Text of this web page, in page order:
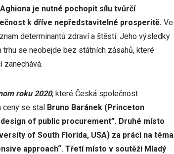
je nutné pochopit sílu tvůrčí
k dříve nepředstavitelné prosperitě. Ve
determinantů zdraví a štěstí. Jeho výsledky
se neobejde bez státních zásahů, které
zanechává.
roku 2020, které Česká společnost
ceny se stal Bruno Baránek (Princeton
of public procurement”. Druhé místo
of South Florida, USA) za práci na téma
approach“. Třetí místo v soutěži Mladý